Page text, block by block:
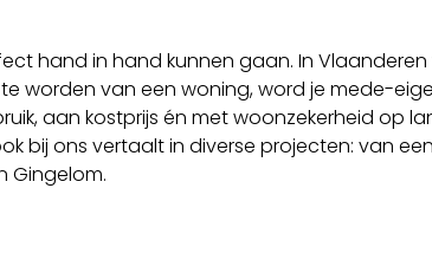
hand in hand kunnen gaan. In Vlaanderen
worden van een woning, word je mede-
aan kostprijs én met woonzekerheid op
bij ons vertaalt in diverse projecten: van een
Gingelom.